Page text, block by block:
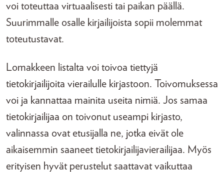
voi toteuttaa virtuaalisesti tai paikan päällä.
Suurimmalle osalle kirjailijoista sopii molemmat
toteutustavat.
Lomakkeen listalta voi toivoa tiettyjä
tietokirjailijoita vierailulle kirjastoon. Toivomuksessa
voi ja kannattaa mainita useita nimiä. Jos samaa
tietokirjailijaa on toivonut useampi kirjasto,
valinnassa ovat etusijalla ne, jotka eivät ole
aikaisemmin saaneet tietokirjailijavierailijaa. Myös
erityisen hyvät perustelut saattavat vaikuttaa